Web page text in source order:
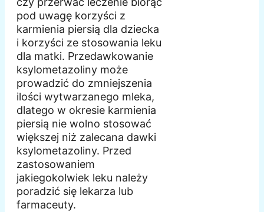
pod uwagę korzyści z
karmienia piersią dla dziecka
i korzyści ze stosowania leku
dla matki. Przedawkowanie
ksylometazoliny może
prowadzić do zmniejszenia
ilości wytwarzanego mleka,
dlatego w okresie karmienia
piersią nie wolno stosować
większej niż zalecana dawki
ksylometazoliny. Przed
zastosowaniem
jakiegokolwiek leku należy
poradzić się lekarza lub
farmaceuty.